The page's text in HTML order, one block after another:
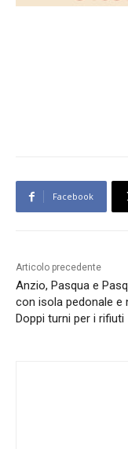
Facebook
Articolo precedente
Anzio, Pasqua e
con isola pedonale e
Doppi turni per i rifiuti